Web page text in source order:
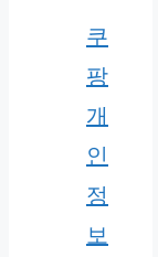
쿠
팡
개
인
정
보